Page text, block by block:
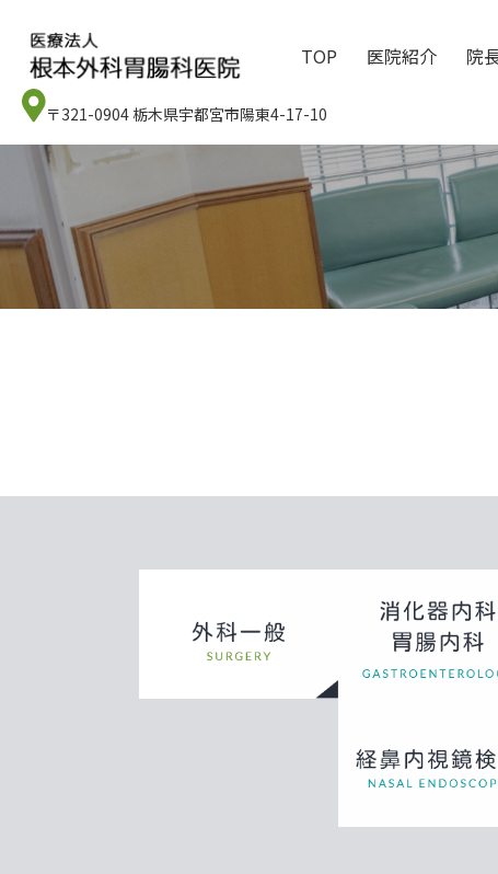
TOP 医院紹介 院
〒321-0904 栃木県宇都宮市陽東4-17-10